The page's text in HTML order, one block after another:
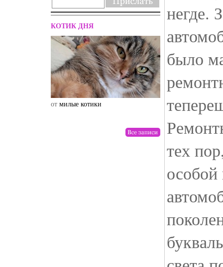
КОТИК ДНЯ
от милые котики от drunktwi
негде.
было
тех
особой